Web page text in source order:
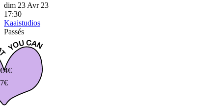
dim 23 Avr 23
17:30
Kaaistudios
Passés
4€
7€